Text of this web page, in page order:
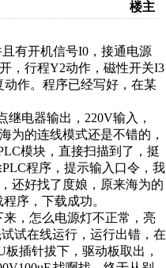
楼主
有开机信号I0，接通电源
，行程Y2动作，磁性开关I3
动作。程序已经写好，在某
电器输出，220V输入，
为的连线模式还是不错的，
模块，直接扫描到了，挺
程序，提示输入口令，我
还好找了度娘，原来海为的
序，下载成功。
，怎么电源灯不正常，亮
试在线运行，运行出错，在
插针拔下，驱动板取出，